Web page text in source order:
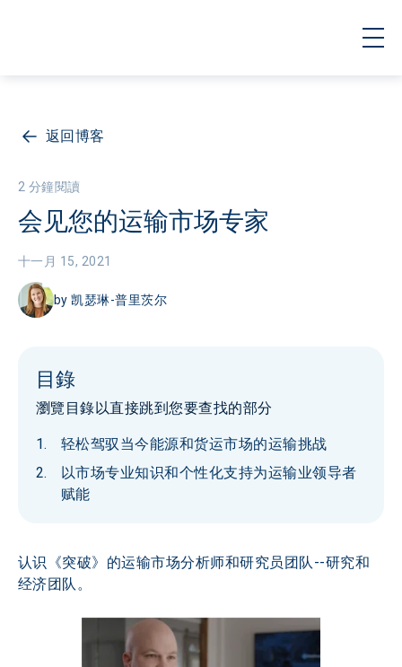
返回博客
2 分鐘閱讀
会见您的运输市场专家
十一月 15, 2021
by凯瑟琳-普里茨尔
目錄
瀏覽目錄以直接跳到您要查找的部分
轻松驾驭当今能源和货运市场的运输挑战
以市场专业知识和个性化支持为运输业领导者
赋能
认识《突破》的运输市场分析师和研究员团队--研究和
经济团队。